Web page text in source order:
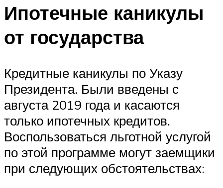
Ипотечные каникулы
от государства
Кредитные каникулы по Указу
Президента. Были введены с
августа 2019 года и касаются
только ипотечных кредитов.
Воспользоваться льготной услугой
по этой программе могут заемщики
при следующих обстоятельствах: